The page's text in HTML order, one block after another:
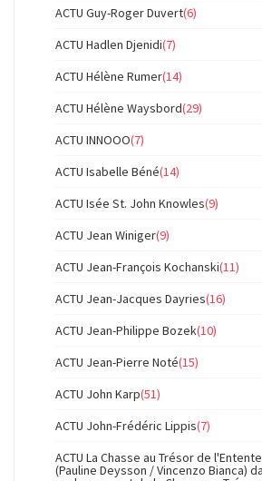
ACTU Guy-Roger Duvert(6)
ACTU Hadlen Djenidi(7)
ACTU Hélène Rumer(14)
ACTU Hélène Waysbord(29)
ACTU INNOOO(7)
ACTU Isabelle Béné(14)
ACTU Isée St. John Knowles(9)
ACTU Jean Winiger(9)
ACTU Jean-François Kochanski(11)
ACTU Jean-Jacques Dayries(16)
ACTU Jean-Philippe Bozek(10)
ACTU Jean-Pierre Noté(15)
ACTU John Karp(51)
ACTU John-Frédéric Lippis(7)
ACTU La Chasse au Trésor de
(Pauline Deysson / Vincenzo Bianca)